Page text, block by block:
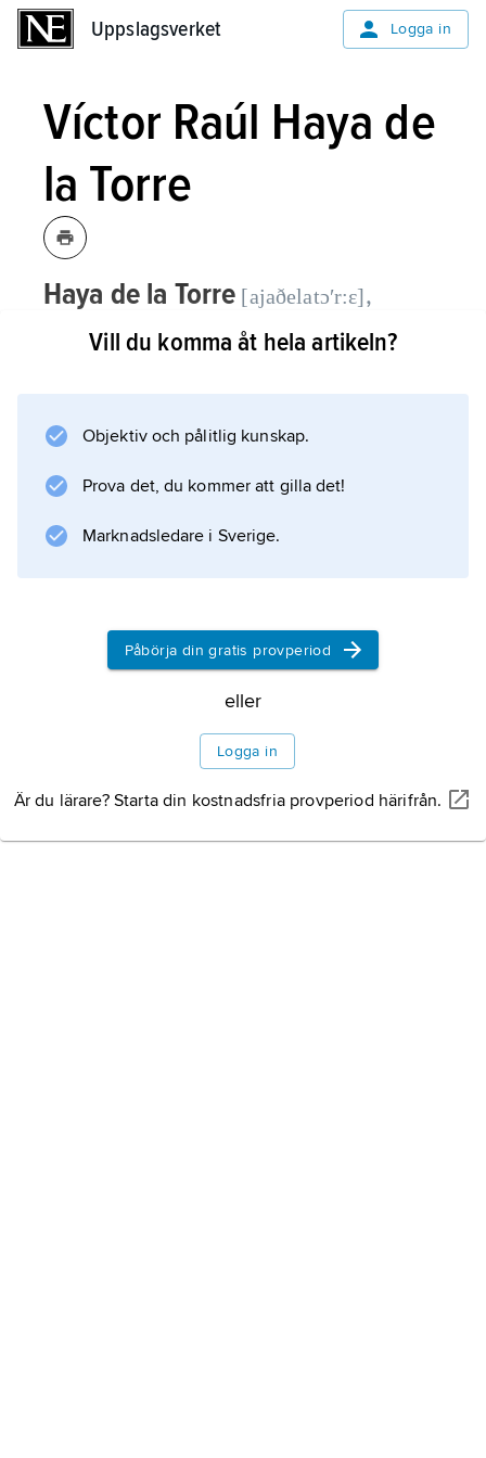
Uppslagsverket Logga in
Víctor Raúl Haya de
la Torre
Haya de la Torre [ajaðelatɔʹr:ɛ],
Víctor Raúl,1895–1979, peruansk
politiska karriär som studentledare under det
tidiga 1920-talet. Han landsförvisades 1923,
och i Mexiko bildade han
APRA
framväxande medelklassen ansågs ha en
strategisk ställning i
Information om artikeln
Vill du komma åt hela artikeln?
Objektiv och pålitlig kunskap.
Prova det, du kommer att gilla det!
Marknadsledare i Sverige.
Påbörja din gratis provperiod
eller
Logga in
Är du lärare? Starta din kostnadsfria provperiod härifrån.